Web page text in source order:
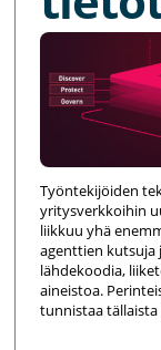
Työntekijöiden
yritysverkkoihin
liikkuu yhä
agenttien kutsuja
lähdekoodia,
aineistoa.
tunnistaa